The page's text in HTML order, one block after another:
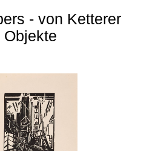
- von Ketterer
Objekte